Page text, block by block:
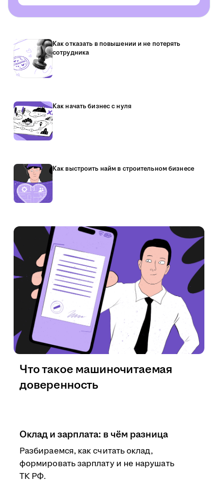
Как отказать в повышении и не потерять
сотрудника
Как начать бизнес с нуля
Как выстроить найм в строительном бизнесе
Оклад и зарплата: в чём разница
Разбираемся, как считать оклад,
формировать зарплату и не нарушать
ТК РФ.
Что такое машиночитаемая
доверенность